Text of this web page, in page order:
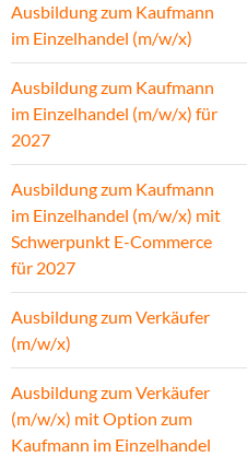
Ausbildung zum Kaufmann
im Einzelhandel (m/w/x)
Ausbildung zum Kaufmann
im Einzelhandel (m/w/x) für
2027
Ausbildung zum Kaufmann
im Einzelhandel (m/w/x) mit
Schwerpunkt E-Commerce
für 2027
Ausbildung zum Verkäufer
(m/w/x)
Ausbildung zum Verkäufer
(m/w/x) mit Option zum
Kaufmann im Einzelhandel